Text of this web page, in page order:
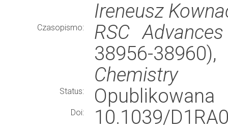
Ireneusz
Czasopismo: RSC Advances
38956-
Chemistry
Status: Opublikowana
Doi:
10.1039/